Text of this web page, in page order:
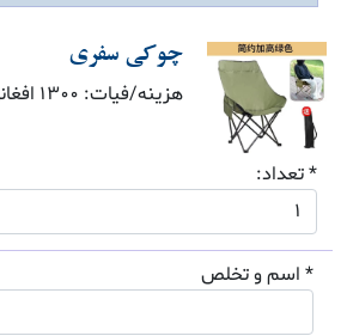
چوکی سفری
هزینه/فیات: 1300 افغانی
* تعداد:
* اسم و تخلص